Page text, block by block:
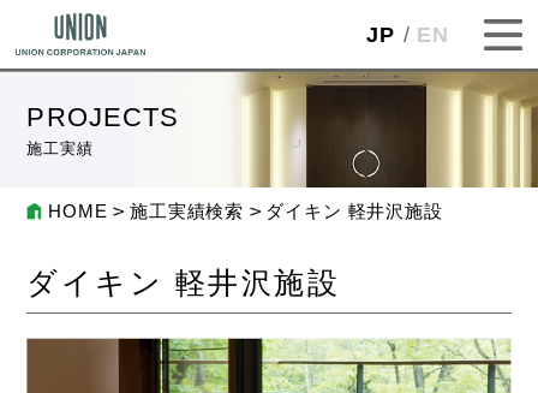
JP EN
PROJECTS
施工実績
HOME 施工実績検索 ダイキン 軽井沢施設
ダイキン 軽井沢施設